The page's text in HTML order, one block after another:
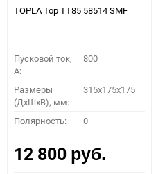
TOPLA Top TT85 58514 SMF
Пусковой ток,
A:
800
Размеры
(ДхШхВ), мм:
315x175x175
Полярность: 0
12 800 руб.